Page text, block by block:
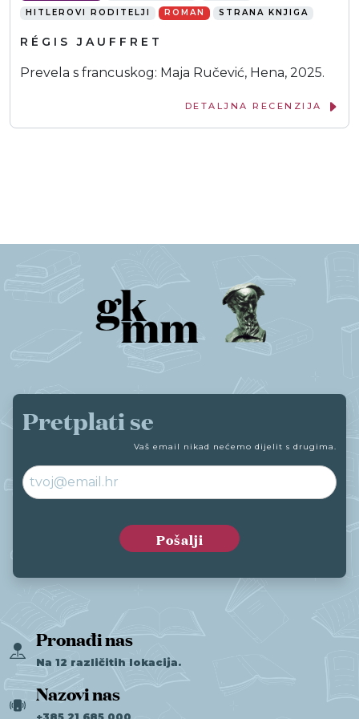
HITLEROVI RODITELJI ROMAN STRANA KNJIGA
RÉGIS JAUFFRET
Prevela s francuskog: Maja Ručević, Hena, 2025.
DETALJNA RECENZIJA
Pretplati se
Vaš email nikad nećemo dijelit s drugima.
Pronađi nas
Na 12 različitih lokacija.
Nazovi nas